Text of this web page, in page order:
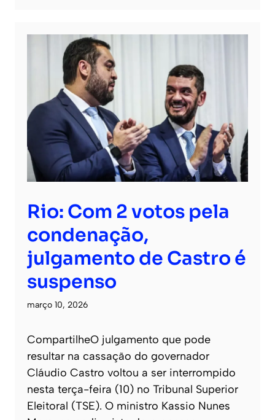
Rio: Com 2 votos pela
condenação,
julgamento de Castro é
suspenso
março 10, 2026
CompartilheO julgamento que pode
resultar na cassação do governador
Cláudio Castro voltou a ser interrompido
nesta terça-feira (10) no Tribunal Superior
Eleitoral (TSE). O ministro Kassio Nunes